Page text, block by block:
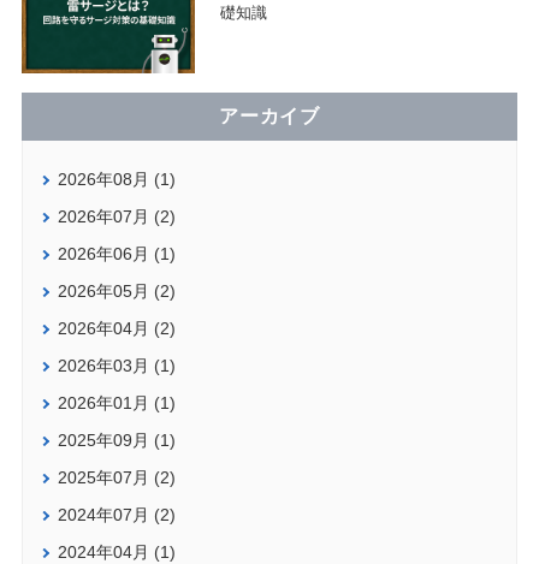
礎知識
アーカイブ
2026年08月 (1)
2026年07月 (2)
2026年06月 (1)
2026年05月 (2)
2026年04月 (2)
2026年03月 (1)
2026年01月 (1)
2025年09月 (1)
2025年07月 (2)
2024年07月 (2)
2024年04月 (1)